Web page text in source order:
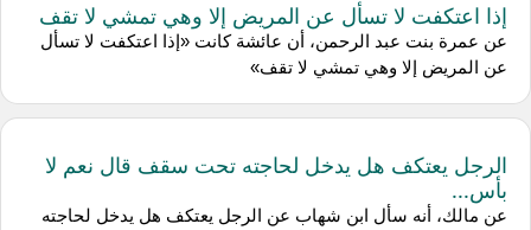
إذا اعتكفت لا تسأل عن المريض إلا وهي تمشي لا تقف
عن عمرة بنت عبد الرحمن، أن عائشة كانت «إذا اعتكفت لا تسأل
عن المريض إلا وهي تمشي لا تقف»
الرجل يعتكف هل يدخل لحاجته تحت سقف قال نعم لا
بأس...
عن مالك، أنه سأل ابن شهاب عن الرجل يعتكف هل يدخل لحاجته